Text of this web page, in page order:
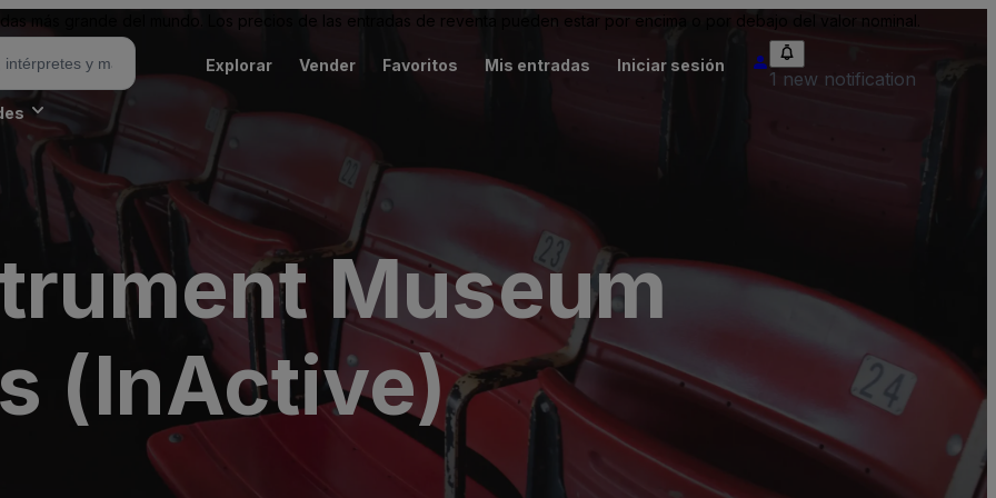
más grande del mundo. Los precios de las entradas de reventa pueden estar por encima o por debajo del valor nominal.
Explorar Vender Favoritos Mis entradas Iniciar sesión
1 new notification
Museum
(InActive)